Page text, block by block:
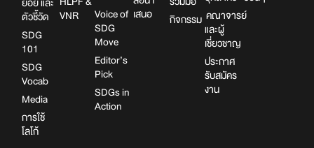
ตัวชี้วัด
SDG
101
SDG
Vocab
Media
การใช้
โลโก้
VNR
Voice of
SDG
Move
Editor’s
Pick
SDGs in
Action
เสนอ
กิจกรรม คณาจารย์
และผู้
เชี่ยวชาญ
ประกาศ
รับสมัคร
งาน